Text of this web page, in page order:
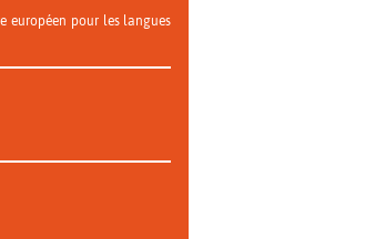
européen pour les langues